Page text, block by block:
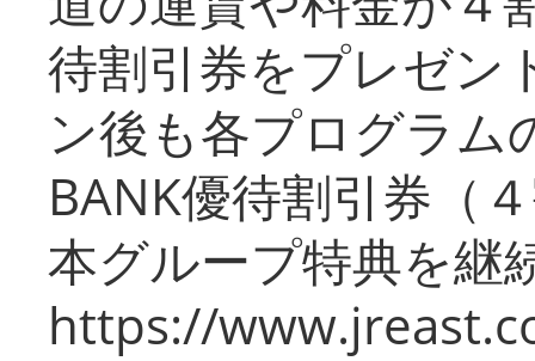
待割引券をプレゼン
ン後も各プログラム
BANK優待割引券（
本グループ特典を継
https://